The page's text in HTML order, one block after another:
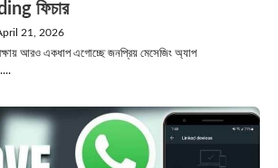
ফিচার
21, 2026
আরও একধাপ এগোচ্ছে জনপ্রিয় মেসেজিং অ্যাপ